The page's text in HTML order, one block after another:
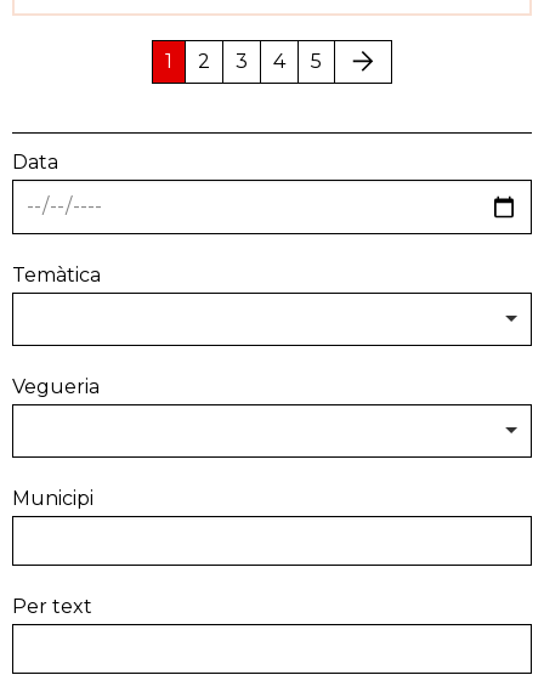
1 2 3 4
5
Data
Temàtica
Vegueria
Municipi
Per text